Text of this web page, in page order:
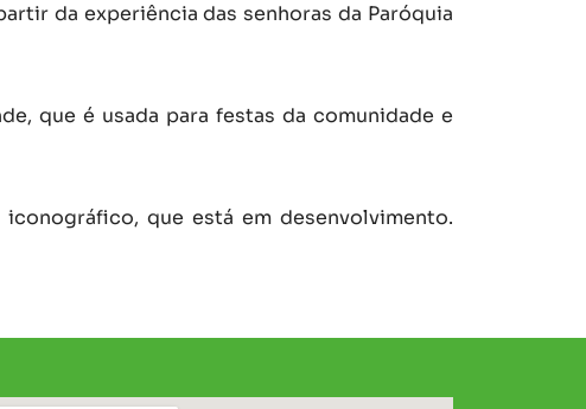
da experiência das senhoras da Paróquia
que é usada para festas da comunidade e
que está em desenvolvimento.